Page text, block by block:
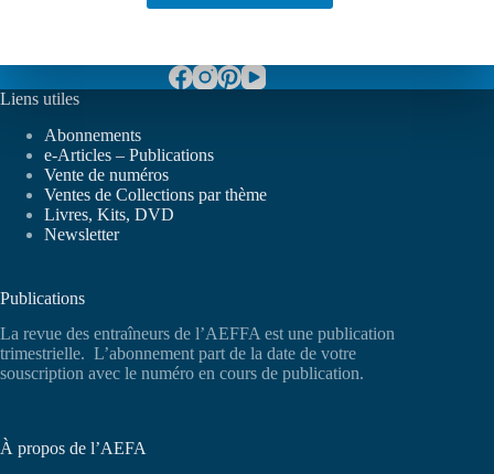
Liens utiles
Abonnements
e-Articles – Publications
Vente de numéros
Ventes de Collections par thème
Livres, Kits, DVD
Newsletter
Publications
La revue des entraîneurs de l’AEFFA est une publication
trimestrielle. L’abonnement part de la date de votre
souscription avec le numéro en cours de publication.
À propos de l’AEFA